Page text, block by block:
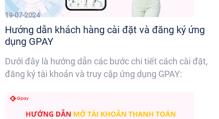
19-07-2024
Hướng dẫn khách hàng cài đặt và đăng ký ứng
dụng GPAY
Dưới đây là hướng dẫn các bước chi tiết cách cài đặt,
đăng ký tài khoản và truy cập ứng dụng GPAY: